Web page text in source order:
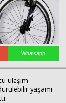
Whatsapp
ulaşım
yaşamı
GALERİ